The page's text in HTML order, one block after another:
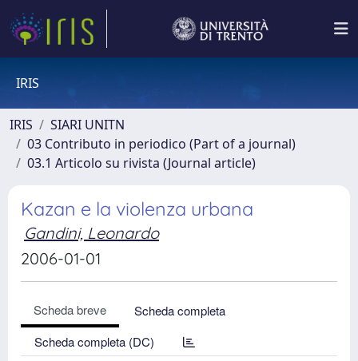
IRIS
IRIS
SIARI UNITN
03 Contributo in periodico (Part of a journal)
03.1 Articolo su rivista (Journal article)
Kazan e la violenza urbana
Gandini, Leonardo
2006-01-01
Scheda breve
Scheda completa
Scheda completa (DC)